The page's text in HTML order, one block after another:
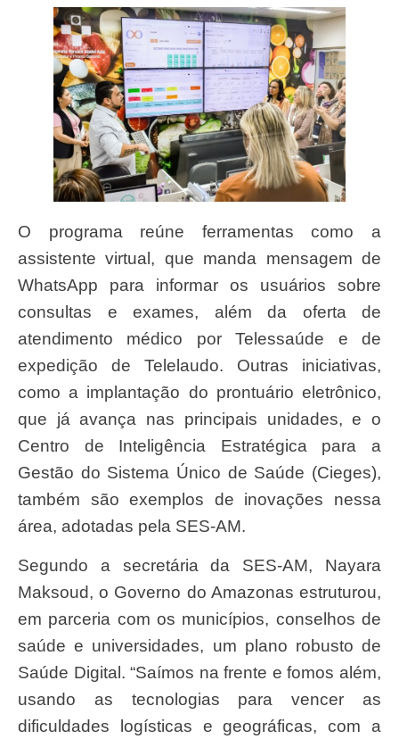
O programa reúne ferramentas como a
assistente virtual, que manda mensagem de
WhatsApp para informar os usuários sobre
consultas e exames, além da oferta de
atendimento médico por Telessaúde e de
expedição de Telelaudo. Outras iniciativas,
como a implantação do prontuário eletrônico,
que já avança nas principais unidades, e o
Centro de Inteligência Estratégica para a
Gestão do Sistema Único de Saúde (Cieges),
também são exemplos de inovações nessa
área, adotadas pela SES-AM.
Segundo a secretária da SES-AM, Nayara
Maksoud, o Governo do Amazonas estruturou,
em parceria com os municípios, conselhos de
saúde e universidades, um plano robusto de
Saúde Digital. “Saímos na frente e fomos além,
usando as tecnologias para vencer as
dificuldades logísticas e geográficas, com a